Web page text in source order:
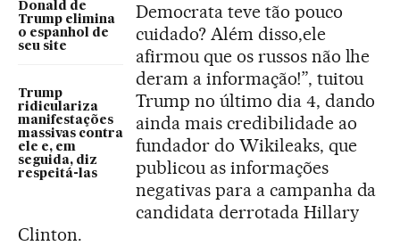
Donald de
Trump elimina
o espanhol de
seu site
Trump
ridiculariza
manifestações
massivas contra
ele e, em
seguida, diz
respeitá-las
Democrata teve tão pouco
cuidado? Além disso,ele
afirmou que os russos não lhe
deram a informação!”, tuitou
Trump no último dia 4, dando
ainda mais credibilidade ao
fundador do Wikileaks, que
publicou as informações
negativas para a campanha da
candidata derrotada Hillary
Clinton.